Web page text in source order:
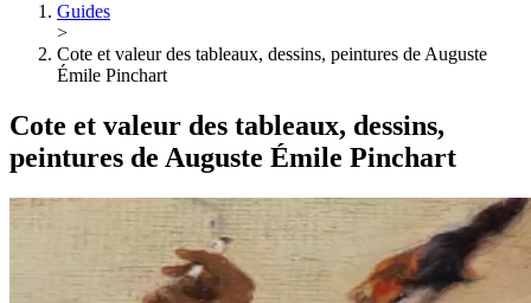
Guides
>
Cote et valeur des tableaux, dessins, peintures de Auguste
Émile Pinchart
Cote et valeur des tableaux, dessins,
peintures de Auguste Émile Pinchart